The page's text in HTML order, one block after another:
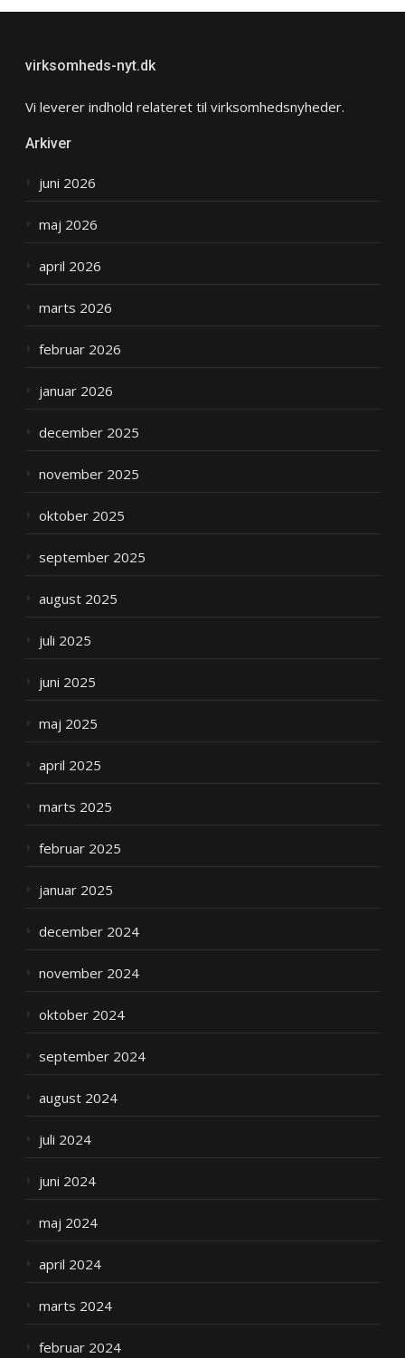
virksomheds-nyt.dk
Vi leverer indhold relateret til virksomhedsnyheder.
Arkiver
juni 2026
maj 2026
april 2026
marts 2026
februar 2026
januar 2026
december 2025
november 2025
oktober 2025
september 2025
august 2025
juli 2025
juni 2025
maj 2025
april 2025
marts 2025
februar 2025
januar 2025
december 2024
november 2024
oktober 2024
september 2024
august 2024
juli 2024
juni 2024
maj 2024
april 2024
marts 2024
februar 2024